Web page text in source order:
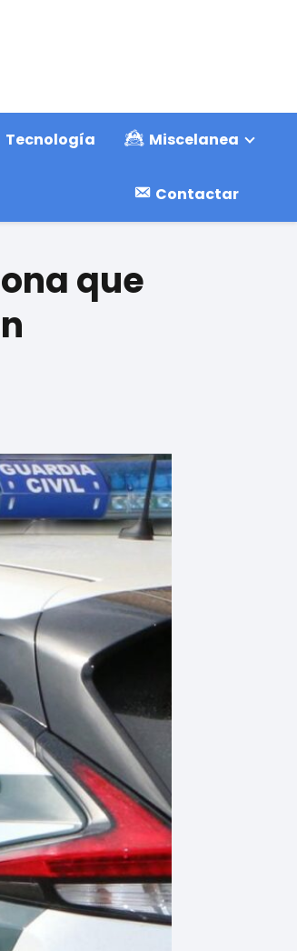
Tecnología Miscelanea
Contactar
que